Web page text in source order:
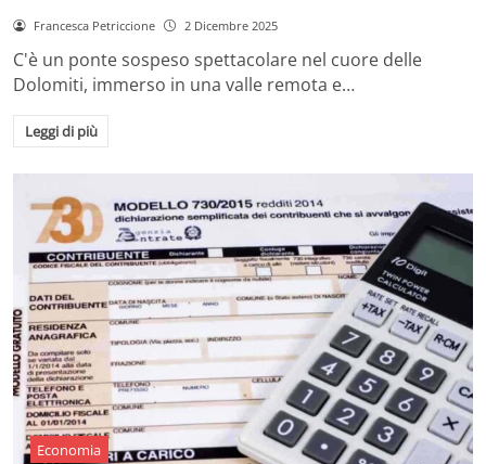
Francesca Petriccione 2 Dicembre 2025
C'è un ponte sospeso spettacolare nel cuore delle
Dolomiti, immerso in una valle remota e…
Leggi di più
Economia